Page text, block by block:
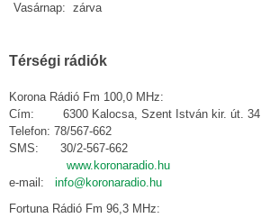
Vasárnap: zárva
Térségi rádiók
Korona Rádió Fm 100,0 MHz:
Cím: 6300 Kalocsa, Szent István kir. út. 34
Telefon: 78/567-662
SMS: 30/2-567-662
www.koronaradio.hu
e-mail: info@koronaradio.hu
Fortuna Rádió Fm 96,3 MHz: